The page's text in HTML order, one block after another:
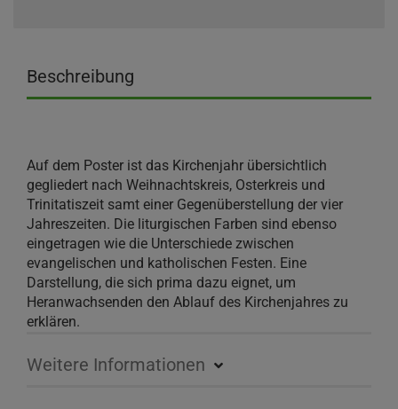
Beschreibung
Auf dem Poster ist das Kirchenjahr übersichtlich
gegliedert nach Weihnachtskreis, Osterkreis und
Trinitatiszeit samt einer Gegenüberstellung der vier
Jahreszeiten. Die liturgischen Farben sind ebenso
eingetragen wie die Unterschiede zwischen
evangelischen und katholischen Festen. Eine
Darstellung, die sich prima dazu eignet, um
Heranwachsenden den Ablauf des Kirchenjahres zu
erklären.
Weitere Informationen